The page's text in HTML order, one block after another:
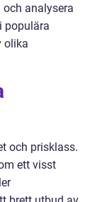
och analysera
populära
olika
och prisklass.
ett visst